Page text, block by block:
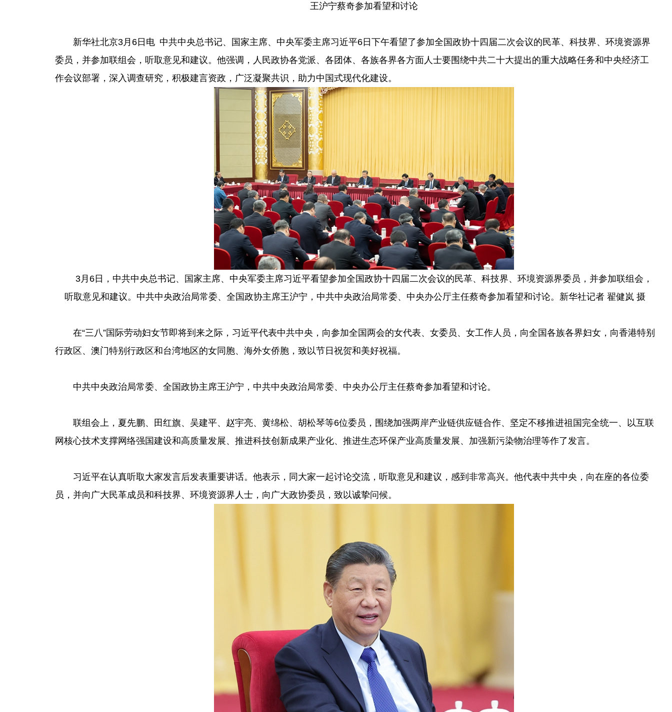
王沪宁蔡奇参加看望和讨论
新华社北京3月6日电 中共中央总书记、国家主席、中央军委主席习近平6日下午看望了参加全国政协十四届二次会议的民革、科技界、环境资源界
委员，并参加联组会，听取意见和建议。他强调，人民政协各党派、各团体、各族各界各方面人士要围绕中共二十大提出的重大战略任务和中央经济工
作会议部署，深入调查研究，积极建言资政，广泛凝聚共识，助力中国式现代化建设。
3月6日，中共中央总书记、国家主席、中央军委主席习近平看望参加全国政协十四届二次会议的民革、科技界、环境资源界委员，并参加联组会，
听取意见和建议。中共中央政治局常委、全国政协主席王沪宁，中共中央政治局常委、中央办公厅主任蔡奇参加看望和讨论。新华社记者 翟健岚 摄
在“三八”国际劳动妇女节即将到来之际，习近平代表中共中央，向参加全国两会的女代表、女委员、女工作人员，向全国各族各界妇女，向香港特别
行政区、澳门特别行政区和台湾地区的女同胞、海外女侨胞，致以节日祝贺和美好祝福。
中共中央政治局常委、全国政协主席王沪宁，中共中央政治局常委、中央办公厅主任蔡奇参加看望和讨论。
联组会上，夏先鹏、田红旗、吴建平、赵宇亮、黄绵松、胡松琴等6位委员，围绕加强两岸产业链供应链合作、坚定不移推进祖国完全统一、以互联
网核心技术支撑网络强国建设和高质量发展、推进科技创新成果产业化、推进生态环保产业高质量发展、加强新污染物治理等作了发言。
习近平在认真听取大家发言后发表重要讲话。他表示，同大家一起讨论交流，听取意见和建议，感到非常高兴。他代表中共中央，向在座的各位委
员，并向广大民革成员和科技界、环境资源界人士，向广大政协委员，致以诚挚问候。